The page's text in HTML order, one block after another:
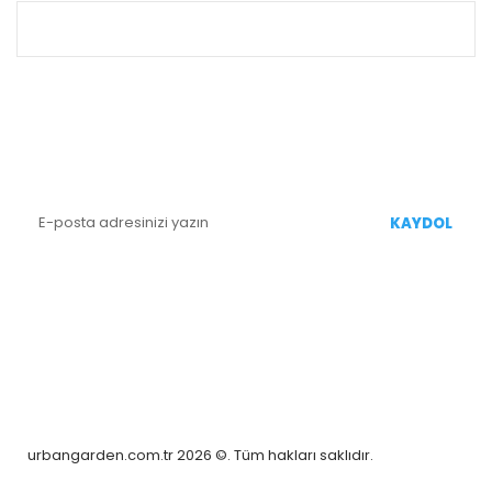
KAYDOL
urbangarden.com.tr 2026 ©. Tüm hakları saklıdır.